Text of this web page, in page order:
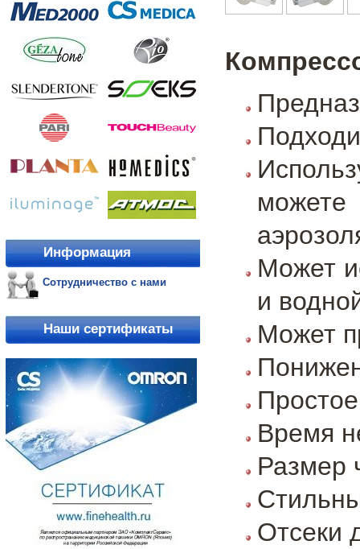
Информация
Сотрудничество с нами
Наши сертификаты
Может
и
Может
Время
Размер
Отсеки